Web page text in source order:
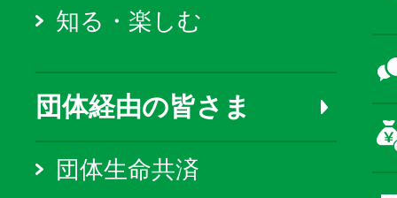
知る・楽しむ
団体経由の皆さま
団体生命共済